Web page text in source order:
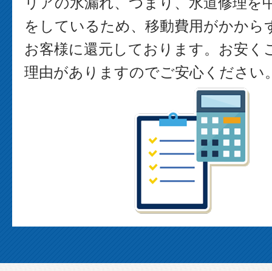
をしているため、移動費用がかから
お客様に還元しております。お安く
理由がありますのでご安心ください